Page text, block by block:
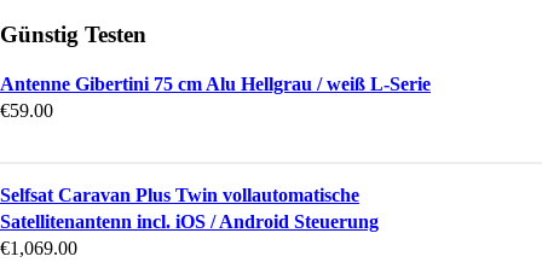
Günstig Testen
Antenne Gibertini 75 cm Alu Hellgrau / weiß L-Serie
€59.00
Selfsat Caravan Plus Twin vollautomatische
Satellitenantenn incl. iOS / Android Steuerung
€1,069.00